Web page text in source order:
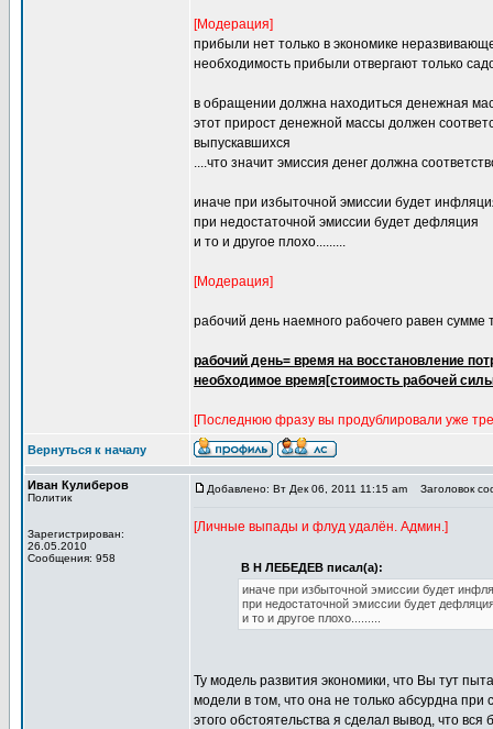
[Модерация]
прибыли нет только в экономике
необходимость прибыли отвергают только
в обращении должна находиться денежная
этот прирост денежной массы должен
выпускавшихся
....что значит эмиссия денег должна
иначе при избыточной эмиссии будет
при недостаточной эмиссии будет дефляция
и то и другое плохо.........
[Модерация]
рабочий день наемного рабочего равен сумме
рабочий день= время на восстановление
необходимое время[стоимость рабочей
[Последнюю фразу вы продублировали уже
Вернуться к началу
Иван Кулиберов
Политик
Зарегистрирован:
26.05.2010
Сообщения: 958
Добавлено: Вт Дек 06, 2011 11:15 am Заголовок
[Личные выпады и флуд удалён. Админ.]
В Н ЛЕБЕДЕВ писал(а):
иначе при избыточной эмиссии будет
при недостаточной эмиссии будет
и то и другое плохо.........
Ту модель развития экономики, что Вы тут
модели в том, что она не только абсурдна
этого обстоятельства я сделал вывод, что